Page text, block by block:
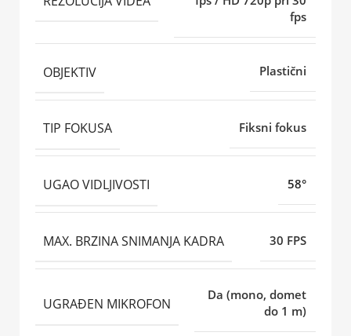
fps
OBJEKTIV Plastični
TIP FOKUSA Fiksni fokus
UGAO VIDLJIVOSTI 58°
MAX. BRZINA SNIMANJA KADRA 30 FPS
UGRAĐEN MIKROFON
Da (mono, domet
do 1 m)